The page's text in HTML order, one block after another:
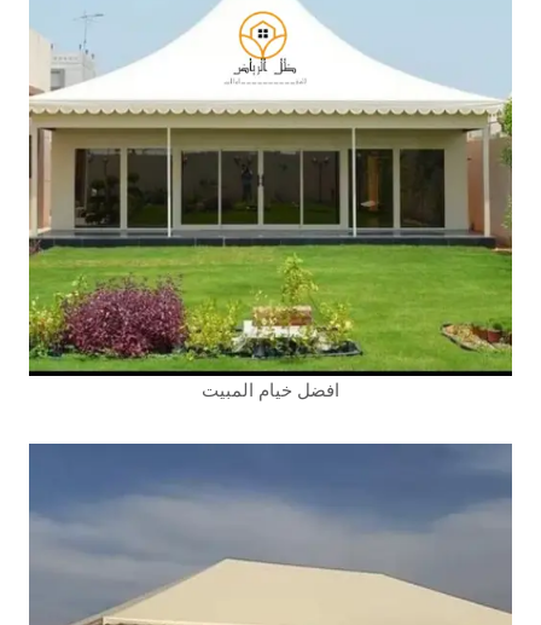
افضل خيام المبيت